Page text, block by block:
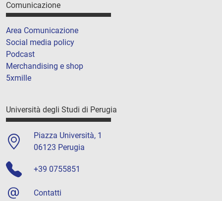
Comunicazione
Area Comunicazione
Social media policy
Podcast
Merchandising e shop
5xmille
Università degli Studi di Perugia
Piazza Università, 1
06123 Perugia
+39 0755851
Contatti